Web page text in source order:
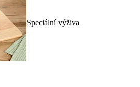
Speciální výživa